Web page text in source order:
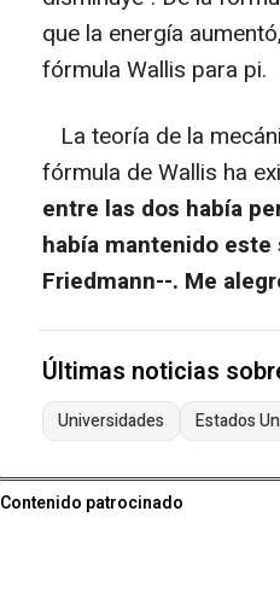
que la energía
fórmula Wallis para pi.
La teoría de la
fórmula de Wallis ha
entre las dos había
había mantenido
Friedmann--. Me
Últimas noticias
Universidades Estados
Contenido patrocinado